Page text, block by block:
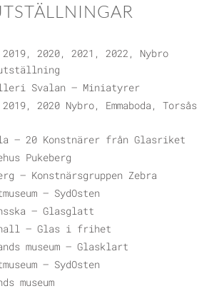
2020, 2021, 2022, Nybro
Svalan – Miniatyrer
2020 Nybro, Emmaboda, Torsås
– 20 Konstnärer från Glasriket
Pukeberg
– Konstnärsgruppen Zebra
– SydOsten
– Glasglatt
– Glas i frihet
museum – Glasklart
– SydOsten
museum